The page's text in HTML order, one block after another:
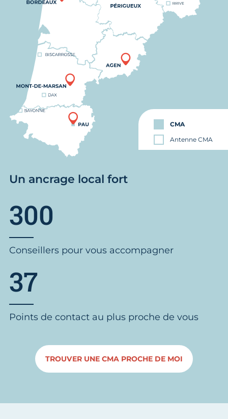
CMA
Antenne CMA
Un ancrage local fort
300
Conseillers pour vous accompagner
37
Points de contact au plus proche de vous
TROUVER UNE CMA PROCHE DE MOI